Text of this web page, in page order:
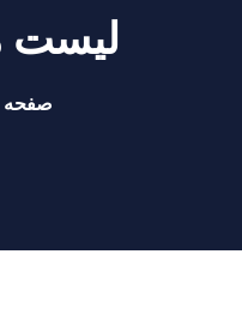
لیست
صفحه